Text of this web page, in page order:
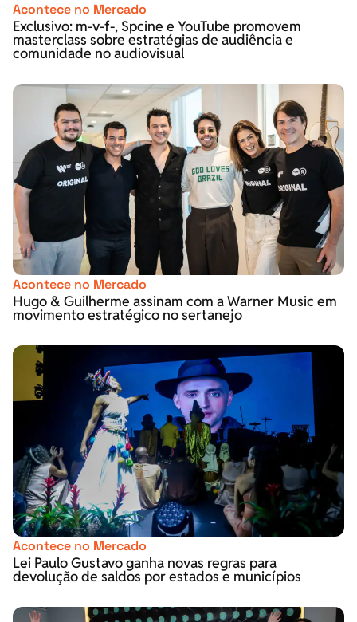
Acontece no Mercado
Exclusivo: m-v-f-, Spcine e YouTube promovem
masterclass sobre estratégias de audiência e
comunidade no audiovisual
Acontece no Mercado
Hugo & Guilherme assinam com a Warner Music em
movimento estratégico no sertanejo
Acontece no Mercado
Lei Paulo Gustavo ganha novas regras para
devolução de saldos por estados e municípios